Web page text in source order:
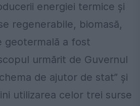
energiei termice și
regenerabile, biomasă,
geotermală a fost
urmărit de Guvernul
de ajutor de stat” şi
utilizarea celor trei surse